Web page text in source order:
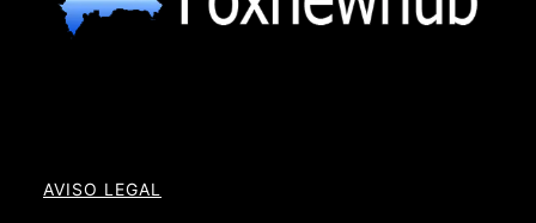
AVISO LEGAL